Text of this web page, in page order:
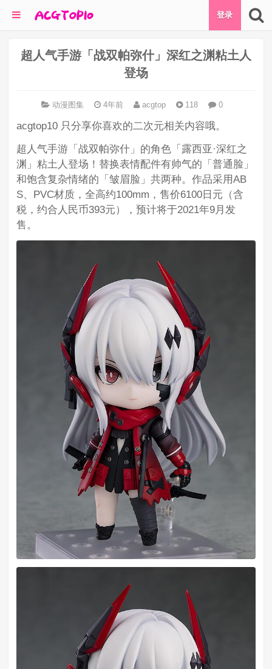
登录
超人气手游「战双帕弥什」深红之渊粘土人
登场
动漫图集 4年前 acgtop 118 0
acgtop10 只分享你喜欢的二次元相关内容哦。
超人气手游「战双帕弥什」的角色「露西亚·深红之
渊」粘土人登场！替换表情配件有帅气的「普通脸」
和饱含复杂情绪的「皱眉脸」共两种。作品采用AB
S、PVC材质，全高约100mm，售价6100日元（含
税，约合人民币393元），预计将于2021年9月发
售。